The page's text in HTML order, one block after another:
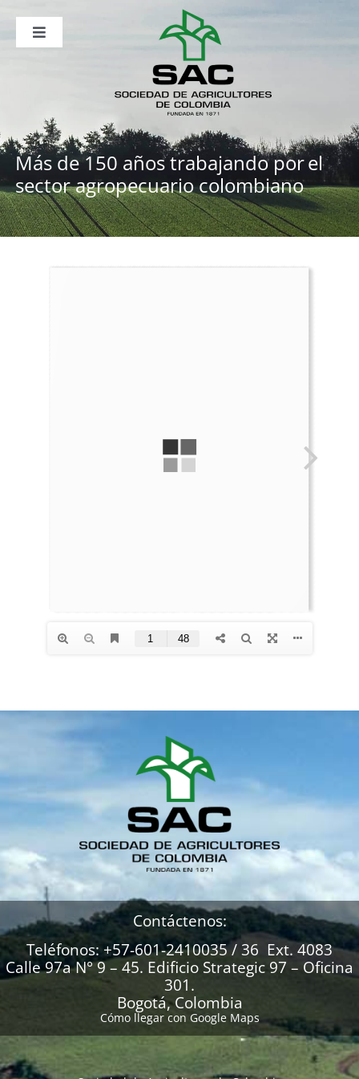
contenido
Toggle
Publicaciones
Sala de Prensa
Eventos
Más de 150 años trabajando porel
sector agropecuario colombiano
Contáctenos:
Teléfonos: +57-601-2410035 / 36 Ext. 4083
Calle 97a N° 9 – 45. Edificio Strategic 97 – Oficina
301.
Bogotá, Colombia
Cómo llegar con Google Maps